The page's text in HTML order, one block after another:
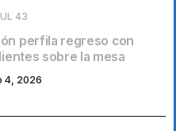
43
perfila regreso con
sobre la mesa
4, 2026